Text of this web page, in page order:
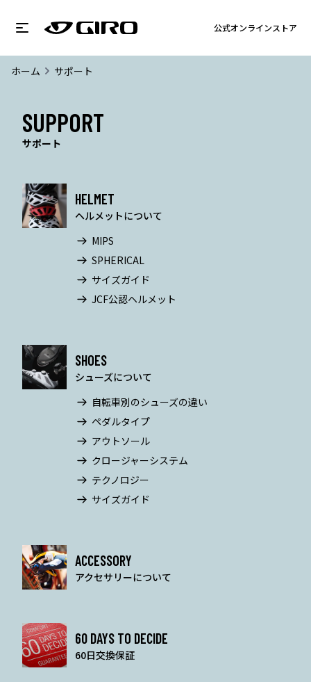
公式オンラインストア
ホーム サポート
SUPPORT
サポート
HELMET
ヘルメットについて
MIPS
SPHERICAL
サイズガイド
JCF公認ヘルメット
SHOES
シューズについて
自転車別のシューズの違い
ペダルタイプ
アウトソール
クロージャーシステム
テクノロジー
サイズガイド
ACCESSORY
アクセサリーについて
60 DAYS TO DECIDE
60日交換保証